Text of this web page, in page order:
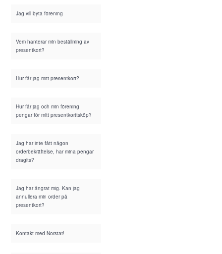
Jag vill byta förening
Vem hanterar min beställning av
presentkort?
Hur får jag mitt presentkort?
Hur får jag och min förening
pengar för mitt presentkorttsköp?
Jag har inte fått någon
orderbekräftelse, har mina pengar
dragits?
Jag har ångrat mig. Kan jag
annullera min order på
presentkort?
Kontakt med Norstat!